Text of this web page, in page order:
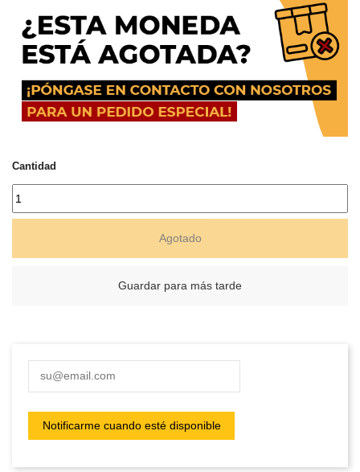
Cantidad
Agotado
Guardar para más tarde